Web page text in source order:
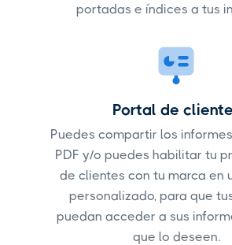
portadas e índices a tus
Portal de
Puedes compartir los
PDF y/o puedes habilitar tu
de clientes con tu marca en
personalizado, para que
puedan acceder a sus
que lo deseen.